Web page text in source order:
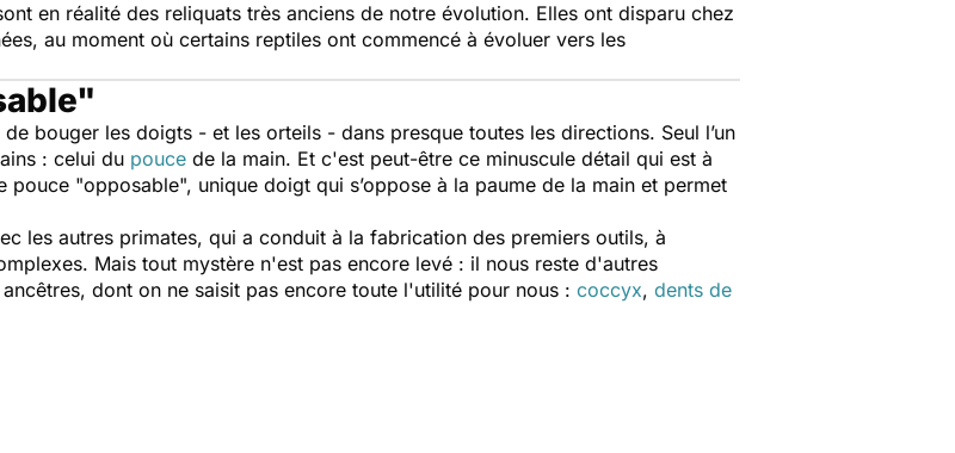
en réalité des reliquats très anciens de notre évolution. Elles ont disparu chez
au moment où certains reptiles ont commencé à évoluer vers les
bouger les doigts - et les orteils - dans presque toutes les directions. Seul l’un
: celui du pouce de la main. Et c'est peut-être ce minuscule détail qui est à
"opposable", unique doigt qui s’oppose à la paume de la main et permet
les autres primates, qui a conduit à la fabrication des premiers outils, à
Mais tout mystère n'est pas encore levé : il nous reste d'autres
dont on ne saisit pas encore toute l'utilité pour nous : coccyx, dents de